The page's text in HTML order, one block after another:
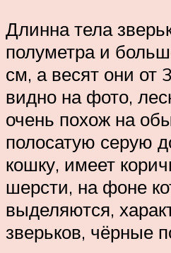
Длинна тела
полуметра и
см, а весят они от
видно на фото,
очень похож на
полосатую серую
кошку, имеет
шерсти, на фоне
выделяются,
зверьков, чёрные